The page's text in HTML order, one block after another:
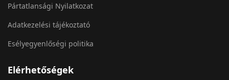
Pártatlansági Nyilatkozat
Adatkezelési tájékoztató
Esélyegyenlőségi politika
Elérhetőségek